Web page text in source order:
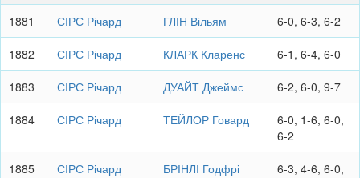
1881 СІРС Річард ГЛІН Вільям 6-0, 6-3, 6-2
1882 СІРС Річард КЛАРК Кларенс 6-1, 6-4, 6-0
1883 СІРС Річард ДУАЙТ Джеймс 6-2, 6-0, 9-7
1884 СІРС Річард ТЕЙЛОР Говард
6-0, 1-6, 6-0,
6-2
1885 СІРС Річард БРІНЛІ Годфрі
6-3, 4-6, 6-0,